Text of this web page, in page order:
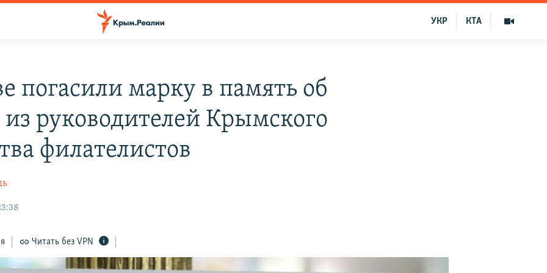
КТА
УКР
погасили марку в память об
руководителей Крымского
филателистов
Читать без VPN